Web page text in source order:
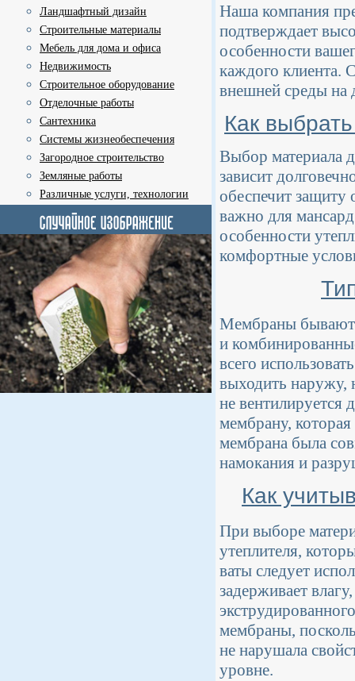
Ландшафтный дизайн
Строительные материалы
Мебель для дома и офиса
Недвижимость
Строительное оборудование
Отделочные работы
Сантехника
Системы жизнеобеспечения
Загородное строительство
Земляные работы
Различные услуги, технологии
Наша компания
подтверждает
особенности
каждого клиента.
внешней среды на
Как
Выбор материала
зависит
обеспечит защиту
важно для
особенности
комфортные
Мембраны бывают
и
всего
выходить наружу,
не
мембрану,
мембрана была
намокания и
Как
При выборе
утеплителя,
ваты следует
задерживает
мембраны,
не нарушала
уровне.